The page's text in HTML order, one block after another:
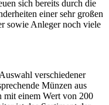
sich bereits durch die
einer sehr großen
sowie Anleger noch viele
verschiedener
Münzen aus
mit einem Wert von 200